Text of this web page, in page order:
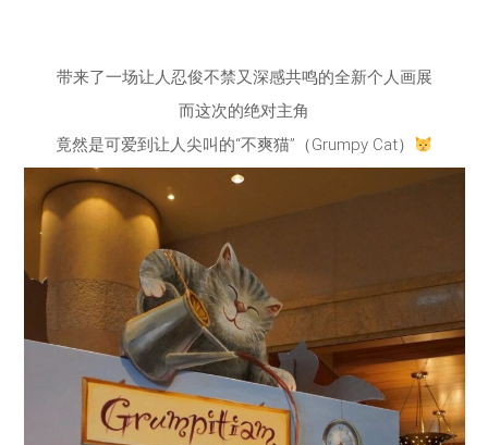
带来了一场让人忍俊不禁又深感共鸣的全新个人画展
而这次的绝对主角
竟然是可爱到让人尖叫的“不爽猫”（Grumpy Cat）